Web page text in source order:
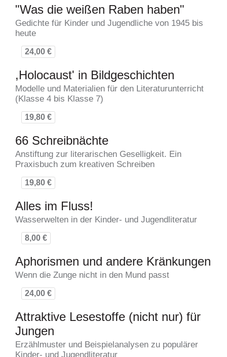
"Was die weißen Raben haben"
Gedichte für Kinder und Jugendliche von 1945 bis
heute
24,00 €
,Holocaust' in Bildgeschichten
Modelle und Materialien für den Literaturunterricht
(Klasse 4 bis Klasse 7)
19,80 €
66 Schreibnächte
Anstiftung zur literarischen Geselligkeit. Ein
Praxisbuch zum kreativen Schreiben
19,80 €
Alles im Fluss!
Wasserwelten in der Kinder- und Jugendliteratur
8,00 €
Aphorismen und andere Kränkungen
Wenn die Zunge nicht in den Mund passt
24,00 €
Attraktive Lesestoffe (nicht nur) für
Jungen
Erzählmuster und Beispielanalysen zu populärer
Kinder- und Jugendliteratur